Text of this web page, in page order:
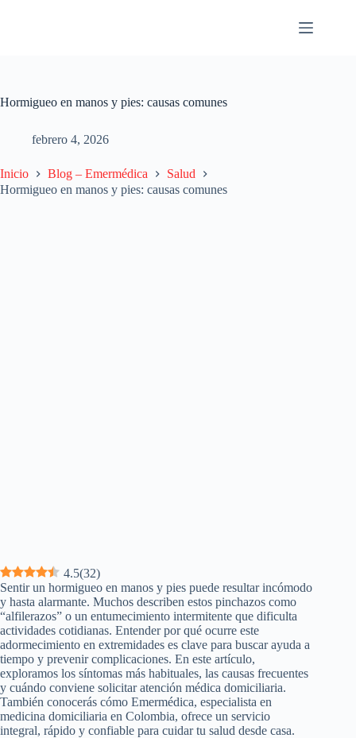
Hormigueo en manos y pies: causas comunes
febrero 4, 2026
Inicio Blog – Emermédica
Salud
Hormigueo en manos y pies: causas comunes
4.5(32)
Sentir un hormigueo en manos y pies puede resultar incómodo
y hasta alarmante. Muchos describen estos pinchazos como
“alfilerazos” o un entumecimiento intermitente que dificulta
actividades cotidianas. Entender por qué ocurre este
adormecimiento en extremidades es clave para buscar ayuda a
tiempo y prevenir complicaciones. En este artículo,
exploramos los síntomas más habituales, las causas frecuentes
y cuándo conviene solicitar atención médica domiciliaria.
También conocerás cómo Emermédica, especialista en
medicina domiciliaria en Colombia, ofrece un servicio
integral, rápido y confiable para cuidar tu salud desde casa.